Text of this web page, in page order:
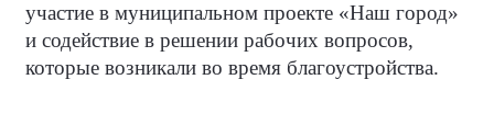
участие в муниципальном проекте «Наш город»
и содействие в решении рабочих вопросов,
которые возникали во время благоустройства.